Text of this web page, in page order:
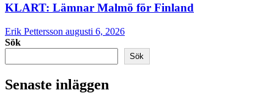
KLART: Lämnar Malmö för Finland
Erik Pettersson augusti 6, 2026
Sök
Sök
Senaste inläggen